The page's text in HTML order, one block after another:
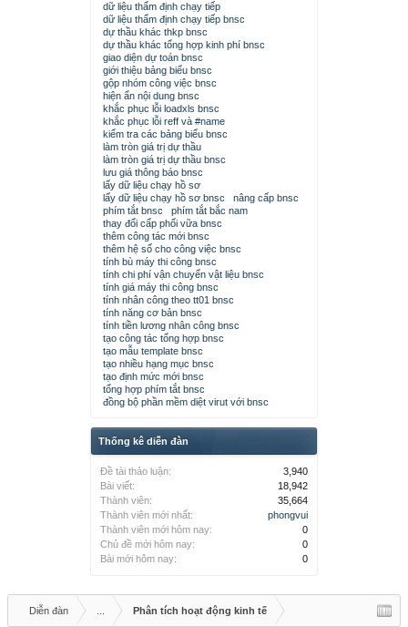
dữ liệu thẩm định chạy tiếp
dữ liệu thẩm định chạy tiếp bnsc
dự thầu khác thkp bnsc
dự thầu khác tổng hợp kinh phí bnsc
giao diện dự toán bnsc
giới thiệu bảng biểu bnsc
gộp nhóm công việc bnsc
hiện ẩn nội dung bnsc
khắc phục lỗi loadxls bnsc
khắc phục lỗi reff và #name
kiểm tra các bảng biểu bnsc
làm tròn giá trị dự thầu
làm tròn giá trị dự thầu bnsc
lưu giá thông báo bnsc
lấy dữ liệu chạy hồ sơ
lấy dữ liệu chạy hồ sơ bnsc
nâng cấp bnsc
phím tắt bnsc
phím tắt bắc nam
thay đổi cấp phối vữa bnsc
thêm công tác mới bnsc
thêm hệ số cho công việc bnsc
tính bù máy thi công bnsc
tính chi phí vận chuyển vật liệu bnsc
tính giá máy thi công bnsc
tính nhân công theo tt01 bnsc
tính năng cơ bản bnsc
tính tiền lương nhân công bnsc
tạo công tác tổng hợp bnsc
tạo mẫu template bnsc
tạo nhiều hạng mục bnsc
tạo định mức mới bnsc
tổng hợp phím tắt bnsc
đồng bộ phần mềm diệt virut với bnsc
Thống kê diễn đàn
Đề tài thảo luận:
3,940
Bài viết:
18,942
Thành viên:
35,664
Thành viên mới nhất:
phongvui
Thành viên mới hôm nay:
0
Chủ đề mới hôm nay:
0
Bài mới hôm nay:
0
Diễn đàn Phân tích hoạt động kinh tế